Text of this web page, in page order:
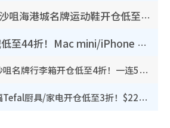
开仓优惠 | 尖沙咀海港城名牌运动鞋开仓低至1折！On鞋$899起/Joy&Peace鞋履$98起
丰泽优惠劲减低至44折！Mac mini/iPhone 17 Pro大减价！厨房家电$220起
开仓优惠｜尖沙咀名牌行李箱开仓低至4折！一连5日 American Tourister/ace./Hallmark $200起
厨具开仓｜特福Tefal厨具/家电开仓低至3折！$220起买平底锅/炒锅/汤锅！电饭煲/吸尘器/挂烫机$418起